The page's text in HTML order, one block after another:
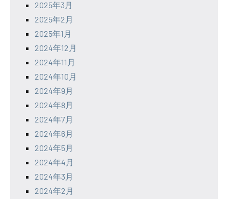
2025年3月
2025年2月
2025年1月
2024年12月
2024年11月
2024年10月
2024年9月
2024年8月
2024年7月
2024年6月
2024年5月
2024年4月
2024年3月
2024年2月